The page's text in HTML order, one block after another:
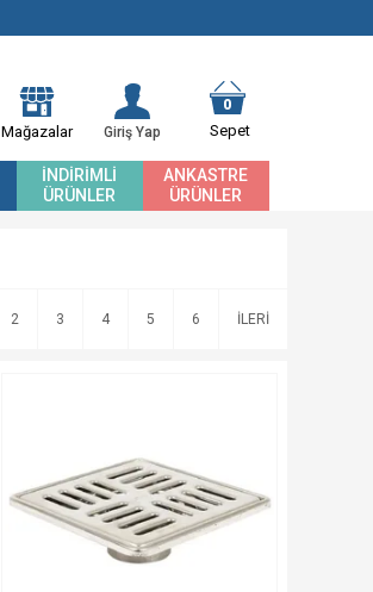
Mağazalar Giriş Yap
0
Sepet
İNDIRIMLI
ÜRÜNLER
ANKASTRE
ÜRÜNLER
2 3 4 5 6